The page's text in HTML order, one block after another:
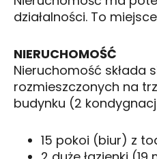
działalności. To
NIERUCHOMOŚĆ
Nieruchomość składa
rozmieszczonych na
budynku (2
15 pokoi (biur) z